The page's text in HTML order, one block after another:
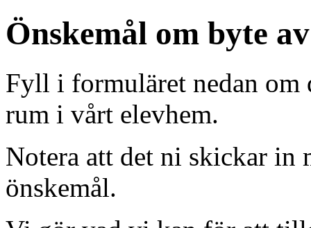
Önskemål om byte
Fyll i formuläret nedan om
rum i vårt elevhem.
Notera att det ni skickar in
önskemål.